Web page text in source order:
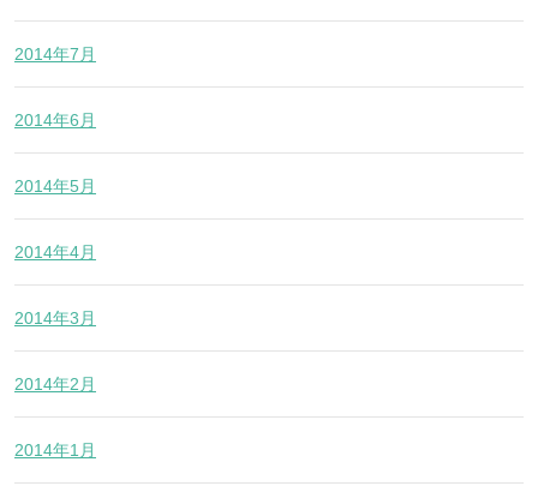
2014年7月
2014年6月
2014年5月
2014年4月
2014年3月
2014年2月
2014年1月